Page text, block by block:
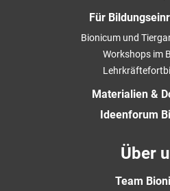
Für
Bionicum und
Workshops im
Materialien &
Ideenforum
Über
Team